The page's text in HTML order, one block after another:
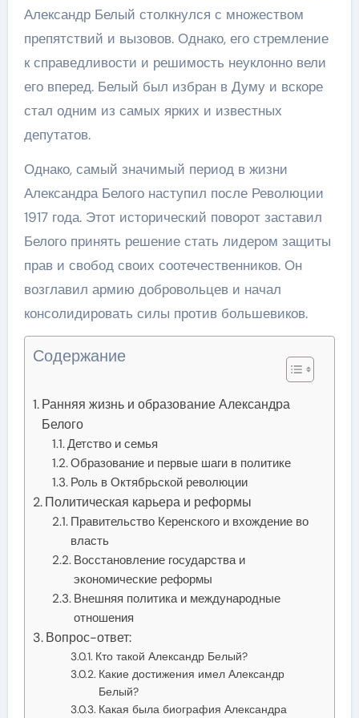
Александр Белый столкнулся с множеством
препятствий и вызовов. Однако, его стремление
к справедливости и решимость неуклонно вели
его вперед. Белый был избран в Думу и вскоре
стал одним из самых ярких и известных
депутатов.
Однако, самый значимый период в жизни
Александра Белого наступил после Революции
1917 года. Этот исторический поворот заставил
Белого принять решение стать лидером защиты
прав и свобод своих соотечественников. Он
возглавил армию добровольцев и начал
консолидировать силы против большевиков.
Содержание
Ранняя жизнь и образование Александра
Белого
Детство и семья
Образование и первые шаги в политике
Роль в Октябрьской революции
Политическая карьера и реформы
Правительство Керенского и вхождение во
власть
Восстановление государства и
экономические реформы
Внешняя политика и международные
отношения
Вопрос-ответ:
Кто такой Александр Белый?
Какие достижения имел Александр
Белый?
Какая была биография Александра